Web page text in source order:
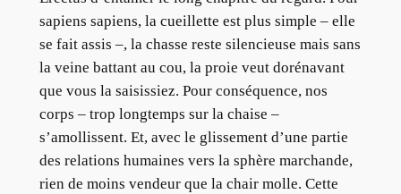
sapiens sapiens, la cueillette est plus simple – elle
se fait assis –, la chasse reste silencieuse mais sans
la veine battant au cou, la proie veut dorénavant
que vous la saisissiez. Pour conséquence, nos
corps – trop longtemps sur la chaise –
s’amollissent. Et, avec le glissement d’une partie
des relations humaines vers la sphère marchande,
rien de moins vendeur que la chair molle. Cette